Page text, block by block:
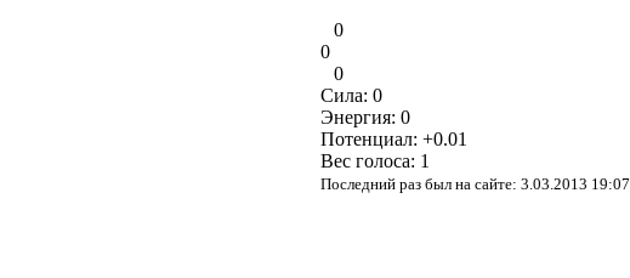
0
0
0
Сила: 0
Энергия: 0
Потенциал: +0.01
Вес голоса: 1
Последний раз был на сайте: 3.03.2013 19:07